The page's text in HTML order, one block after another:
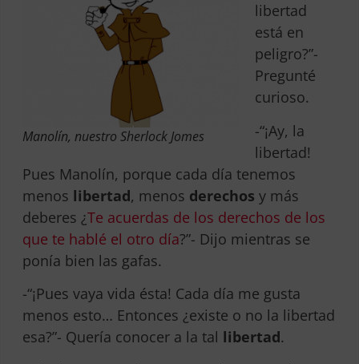
Manolín, nuestro Sherlock Jomes
libertad
está en
peligro?”-
Pregunté
curioso.
-“¡Ay, la
libertad!
Pues Manolín, porque cada día tenemos
menos libertad, menos derechos y más
deberes ¿Te acuerdas de los derechos de los
que te hablé el otro día?”- Dijo mientras se
ponía bien las gafas.
-“¡Pues vaya vida ésta! Cada día me gusta
menos esto… Entonces ¿existe o no la libertad
esa?”- Quería conocer a la tal libertad.